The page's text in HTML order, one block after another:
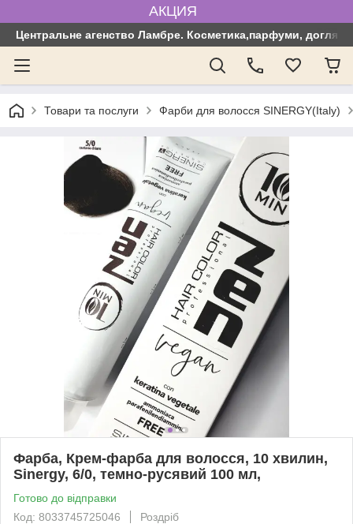
АКЦИЯ
Центральне агенство Ламбре. Косметика,парфуми, догляд
Товари та послуги Фарби для волосся SINERGY(Italy)
Фарба, Крем-фарба для волосся, 10 хвилин,
Sinergy, 6/0, темно-русявий 100 мл,
Готово до відправки
Код: 8033745725046
Роздріб